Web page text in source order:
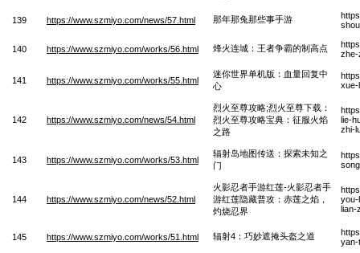
139 https://www.szmiyo.com/news/57.html 那年那兔那些事手游
140 https://www.szmiyo.com/works/56.html 烽火连城：王者争霸的制高点
zhe-
141 https://www.szmiyo.com/works/55.html
迷你世界单机版：血量回复中
心
xue-
142 https://www.szmiyo.com/news/54.html
烈火至尊攻略;烈火至尊下载：
烈火至尊攻略宝典：征服火焰
之路
lie-
zhi-
143 https://www.szmiyo.com/works/53.html
辐射岛地图传送：探索未知之
门
144 https://www.szmiyo.com/news/52.html
火影忍者手游红莲-火影忍者手
游红莲隐藏普攻：赤莲之焰，
灼烧忍界
you-
lian-
145 https://www.szmiyo.com/works/51.html 辐射4：巧妙遮掩头盔之道
yan-